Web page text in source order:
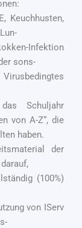
Keuchhusten,
Infektion
sons-
Schuljahr
von A-Z“, die
haben.
der
(100%)
von IServ